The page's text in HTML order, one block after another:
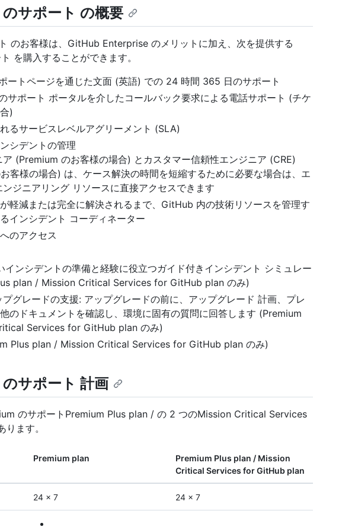
サポート の概要
のお客様は、GitHub Enterprise のメリットに加え、次を提供する
を購入することができます。
ートページを通じた文面 (英語) での 24 時間 365 日のサポート
サポート ポータルを介したコールバック要求による電話サポート (チケ
)
るサービスレベルアグリーメント (SLA)
シデントの管理
(Premium のお客様の場合) とカスタマー信頼性エンジニア (CRE)
客様の場合) は、ケース解決の時間を短縮するために必要な場合は、エ
ジニアリング リソースに直接アクセスできます
軽減または完全に解決されるまで、GitHub 内の技術リソースを管理す
インシデント コーディネーター
のアクセス
インシデントの準備と経験に役立つガイド付きインシデント シミュレー
plan / Mission Critical Services for GitHub plan のみ)
グレードの支援: アップグレードの前に、アップグレード 計画、プレ
のドキュメントを確認し、環境に固有の質問に回答します (Premium
Services for GitHub plan のみ)
Plus plan / Mission Critical Services for GitHub plan のみ)
サポート 計画
のサポートPremium Plus plan / の 2 つのMission Critical Services
ます。
Premium plan
Premium Plus plan / Mission
Critical Services for GitHub plan
24 x 7 24 x 7